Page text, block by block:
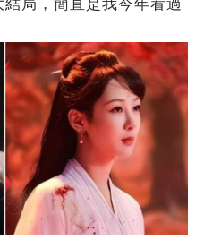
局，簡直是我今年看過